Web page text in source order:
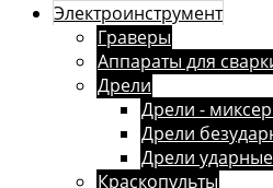
Электроинструмент
Граверы
Аппараты для
Дрели
Дрели -
Дрели
Дрели ударные
Краскопульты